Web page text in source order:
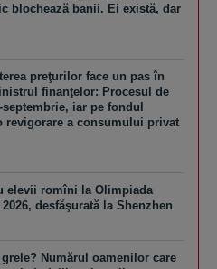
blochează banii. Ei există, dar
preţurilor face un pas în
finanţelor: Procesul de
iar pe fondul
revigorare a consumului privat
elevii romîni la Olimpiada
desfăşurată la Shenzhen
Numărul oamenilor care